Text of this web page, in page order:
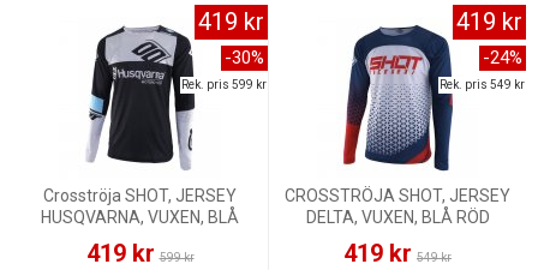
Crosströja SHOT, JERSEY
HUSQVARNA, VUXEN, BLÅ
GRÅ
419 kr 599 kr
419 kr
-30%
Rek. pris 599 kr
CROSSTRÖJA SHOT, JERSEY
DELTA, VUXEN, BLÅ RÖD
419 kr 549 kr
419 kr
-24%
Rek. pris 549 kr